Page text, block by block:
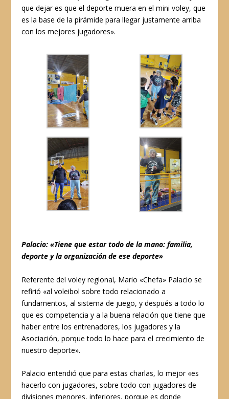
que dejar es que el deporte muera en el mini voley, que
es la base de la pirámide para llegar justamente arriba
con los mejores jugadores».
Palacio: «Tiene que estar todo de la mano: familia,
deporte y la organización de ese deporte»
Referente del voley regional, Mario «Chefa» Palacio se
refirió «al voleibol sobre todo relacionado a
fundamentos, al sistema de juego, y después a todo lo
que es competencia y a la buena relación que tiene que
haber entre los entrenadores, los jugadores y la
Asociación, porque todo lo hace para el crecimiento de
nuestro deporte».
Palacio entendió que para estas charlas, lo mejor «es
hacerlo con jugadores, sobre todo con jugadores de
divisiones menores, inferiores, porque es donde